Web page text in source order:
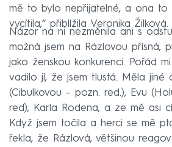
mě to bylo nepřijatelné, a ona to
vycítila,“ přiblížila Veronika Žilková.
Názor na ni nezměnila ani s
možná jsem na Rázlovou přísná,
jako ženskou konkurenci. Pořád
vadilo jí, že jsem tlustá. Měla jiné
(Cibulkovou – pozn. red.), Evu
red), Karla Rodena, a ze mě asi
Když jsem točila a herci se mě
řekla, že Rázlová, většinou